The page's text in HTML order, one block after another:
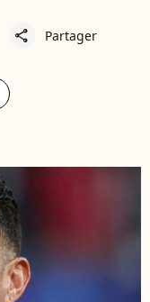
share Partager